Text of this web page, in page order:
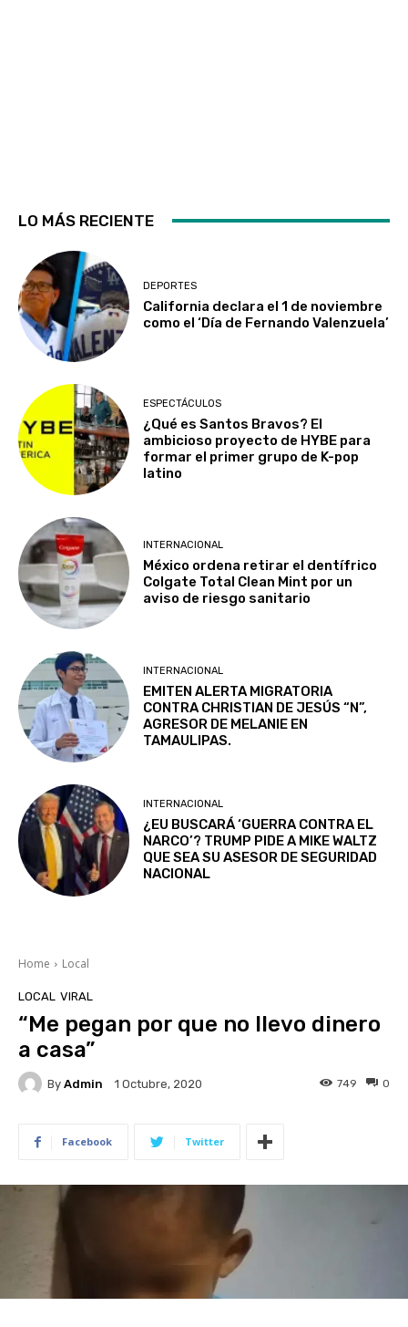
LO MÁS RECIENTE
DEPORTES
California declara el 1 de noviembre
como el ‘Día de Fernando Valenzuela’
ESPECTÁCULOS
¿Qué es Santos Bravos? El
ambicioso proyecto de HYBE para
formar el primer grupo de K-pop
latino
INTERNACIONAL
México ordena retirar el dentífrico
Colgate Total Clean Mint por un
aviso de riesgo sanitario
INTERNACIONAL
EMITEN ALERTA MIGRATORIA
CONTRA CHRISTIAN DE JESÚS “N”,
AGRESOR DE MELANIE EN
TAMAULIPAS.
INTERNACIONAL
¿EU BUSCARÁ ‘GUERRA CONTRA EL
NARCO’? TRUMP PIDE A MIKE WALTZ
QUE SEA SU ASESOR DE SEGURIDAD
NACIONAL